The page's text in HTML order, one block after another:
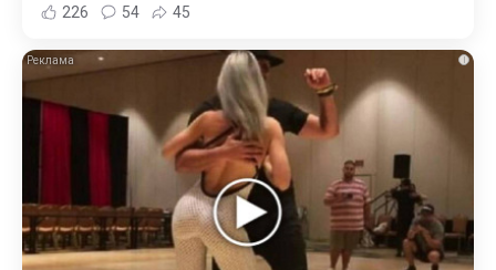
226 54 45
i